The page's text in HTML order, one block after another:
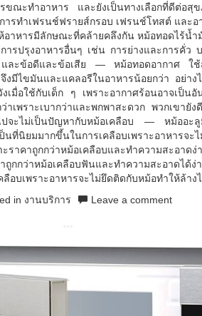
ณะทำอาหาร และยังเป็นทางเลือกที่ดีต่อสุข
ารทำเฟรนช์ฟรายส์กรอบ เฟรนช์โทสต์ และ
อาหารมีลักษณะที่คล้ายคลึงกัน หม้อทอดไร้น้ำ
รปรุงอาหารอื่นๆ เช่น การย่างและการคั่ว
ละข้อดีและข้อเสีย — หม้อทอดอากาศ ใช้
มีไขมันและแคลอรีในอาหารน้อยกว่า อย่า
มื่อใช้กับเด็ก ๆ เพราะอากาศร้อนอาจเป็น
พราะเบากว่าและพกพาสะดวก พวกเขายัง
ปจะไม่เป็นปัญหากับหม้อเคลือบ — หม้ออะลู
นที่นิยมมากขึ้นในการเคลือบเพราะอาหารจ
ราคาถูกกว่าหม้อเคลือบและทำความสะอา
กกว่าหม้อเคลือบฟันและทำความสะอาดได้ง่
อบเพราะอาหารจะไม่ยึดติดกับหม้อทำให้ล้าง
in งานบริการ Leave a comment